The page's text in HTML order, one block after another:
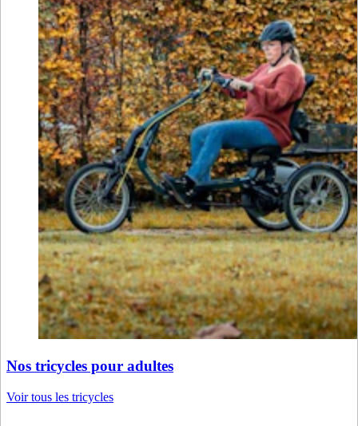
Nos tricycles pour adultes
Voir tous les tricycles